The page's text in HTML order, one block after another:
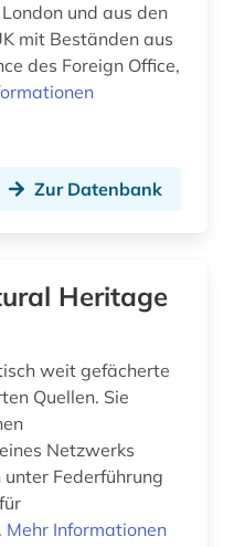
geschichte 1250-1500 (1)
geschichte 1400-1700 (1)
geschichte 1450-1700 (1)
geschichte 1485-1788 (1)
und aus den
mit Beständen aus
des Foreign Office,
Zur Datenbank
Heritage
weit gefächerte
Quellen. Sie
Netzwerks
Federführung
Mehr Informationen